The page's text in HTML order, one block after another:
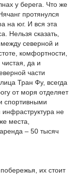
у берега. Что же
протянулся
на юг. И вся эта
Нельзя сказать,
северной и
комфортности,
да и
части
Тран Фу, всегда
от моря отделяет
спортивными
не
места,
– 50 тысяч
их стоит